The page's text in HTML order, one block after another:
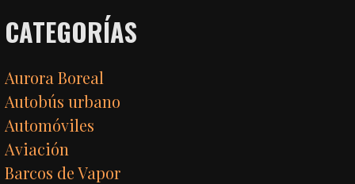
CATEGORÍAS
Aurora Boreal
Autobús urbano
Automóviles
Aviación
Barcos de Vapor